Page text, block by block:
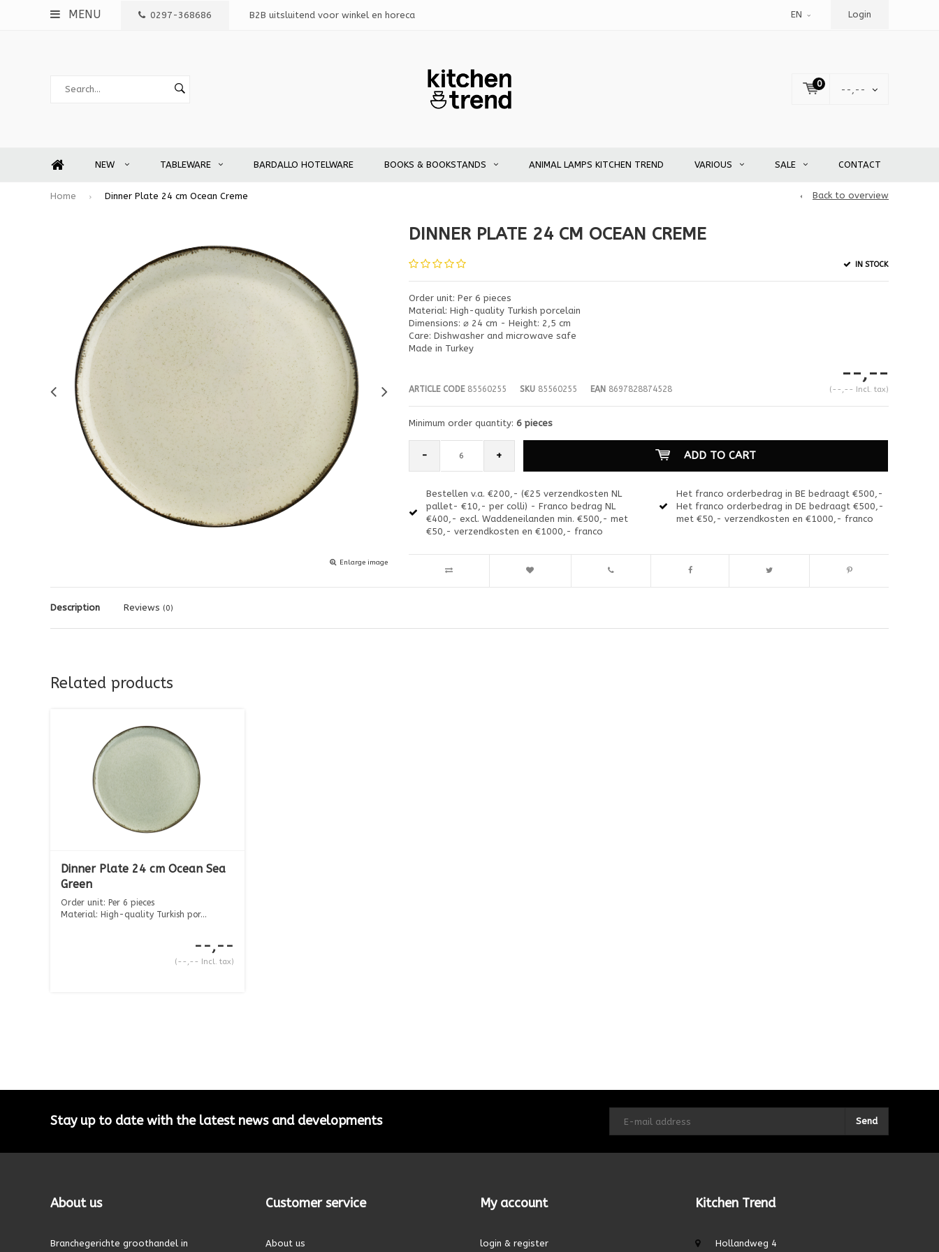
MENU 0297-368686 B2B uitsluitend voor winkel en horeca EN Login
0
--,--
NEW TABLEWARE BARDALLO HOTELWARE BOOKS & BOOKSTANDS ANIMAL LAMPS KITCHEN TREND VARIOUS SALE CONTACT
Home Dinner Plate 24 cm Ocean Creme Back to overview
Enlarge image
DINNER PLATE 24 CM OCEAN CREME
IN STOCK
Order unit: Per 6 pieces
Material: High-quality Turkish porcelain
Dimensions: ⌀ 24 cm - Height: 2,5 cm
Care: Dishwasher and microwave safe
Made in Turkey
ARTICLE CODE85560255 SKU85560255 EAN8697828874528
--,--
(--,-- Incl. tax)
Minimum order quantity: 6 pieces
- + ADD TO CART
Bestellen v.a. €200,- (€25 verzendkosten NL
pallet- €10,- per colli) - Franco bedrag NL
€400,- excl. Waddeneilanden min. €500,- met
€50,- verzendkosten en €1000,- franco
Het franco orderbedrag in BE bedraagt €500,-
Het franco orderbedrag in DE bedraagt €500,-
met €50,- verzendkosten en €1000,- franco
Description Reviews (0)
Related products
Dinner Plate 24 cm Ocean Sea
Green
Order unit: Per 6 pieces
Material: High-quality Turkish por...
--,--
(--,-- Incl. tax)
Stay up to date with the latest news and developments Send
About us
Branchegerichte groothandel in
Customer service
About us
My account
login & register
Kitchen Trend
Hollandweg 4